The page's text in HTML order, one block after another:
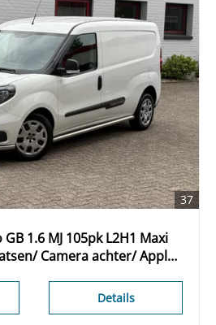
37
1.6 MJ 105pk L2H1 Maxi
Camera achter/ Apple
Origineel NL/ NAP
Details